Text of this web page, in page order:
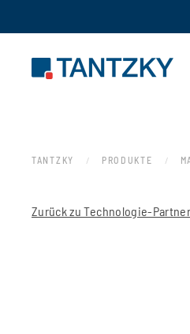
Zum Hauptinhalt springen
TANTZKY PRODUKTE
Zurück zu Technologie-